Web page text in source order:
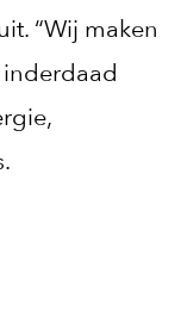
“Wij maken